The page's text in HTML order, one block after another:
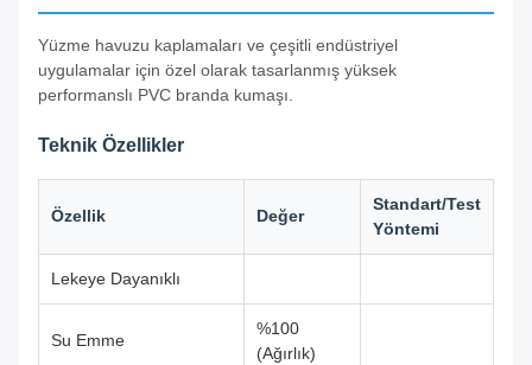
Yüzme havuzu kaplamaları ve çeşitli endüstriyel
uygulamalar için özel olarak tasarlanmış yüksek
performanslı PVC branda kumaşı.
Teknik Özellikler
Özellik Değer
Standart/Test
Yöntemi
Lekeye Dayanıklı
Su Emme
%100
(Ağırlık)